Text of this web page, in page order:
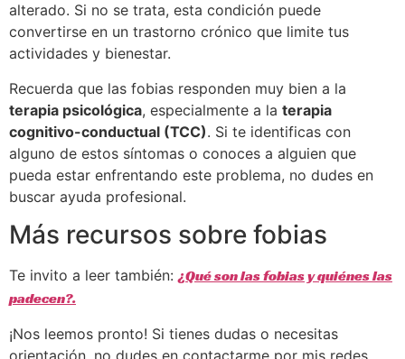
alterado. Si no se trata, esta condición puede
convertirse en un trastorno crónico que limite tus
actividades y bienestar.
Recuerda que las fobias responden muy bien a la
terapia psicológica, especialmente a la terapia
cognitivo-conductual (TCC). Si te identificas con
alguno de estos síntomas o conoces a alguien que
pueda estar enfrentando este problema, no dudes en
buscar ayuda profesional.
Más recursos sobre fobias
Te invito a leer también:¿Qué son las fobias y quiénes las
padecen?.
¡Nos leemos pronto! Si tienes dudas o necesitas
orientación, no dudes en contactarme por mis redes